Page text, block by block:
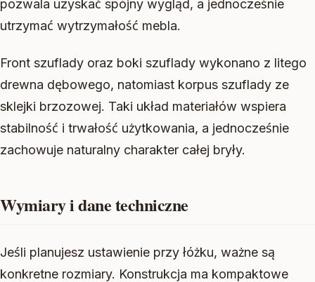
pozwala uzyskać spójny wygląd, a jednocześnie
utrzymać wytrzymałość mebla.
Front szuflady oraz boki szuflady wykonano z litego
drewna dębowego, natomiast korpus szuflady ze
sklejki brzozowej. Taki układ materiałów wspiera
stabilność i trwałość użytkowania, a jednocześnie
zachowuje naturalny charakter całej bryły.
Wymiary i dane techniczne
Jeśli planujesz ustawienie przy łóżku, ważne są
konkretne rozmiary. Konstrukcja ma kompaktowe